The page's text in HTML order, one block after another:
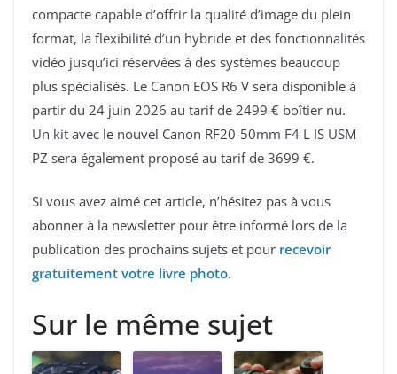
compacte capable d’offrir la qualité d’image du plein
format, la flexibilité d’un hybride et des fonctionnalités
vidéo jusqu’ici réservées à des systèmes beaucoup
plus spécialisés. Le Canon EOS R6 V sera disponible à
partir du 24 juin 2026 au tarif de 2499 € boîtier nu.
Un kit avec le nouvel Canon RF20-50mm F4 L IS USM
PZ sera également proposé au tarif de 3699 €.
Si vous avez aimé cet article, n’hésitez pas à vous
abonner à la newsletter pour être informé lors de la
publication des prochains sujets et pour recevoir
gratuitement votre livre photo.
Sur le même sujet